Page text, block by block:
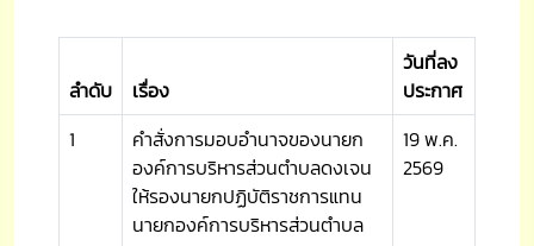
ลำดับ เรื่อง
วันที่ลง
ประกาศ
1
คำสั่งการมอบอำนาจของนายก
องค์การบริหารส่วนตำบลดงเจน
ให้รองนายกปฏิบัติราชการแทน
นายกองค์การบริหารส่วนตำบล
19 พ.ค.
2569